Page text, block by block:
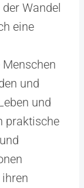
Wandel
eine
und
und
praktische